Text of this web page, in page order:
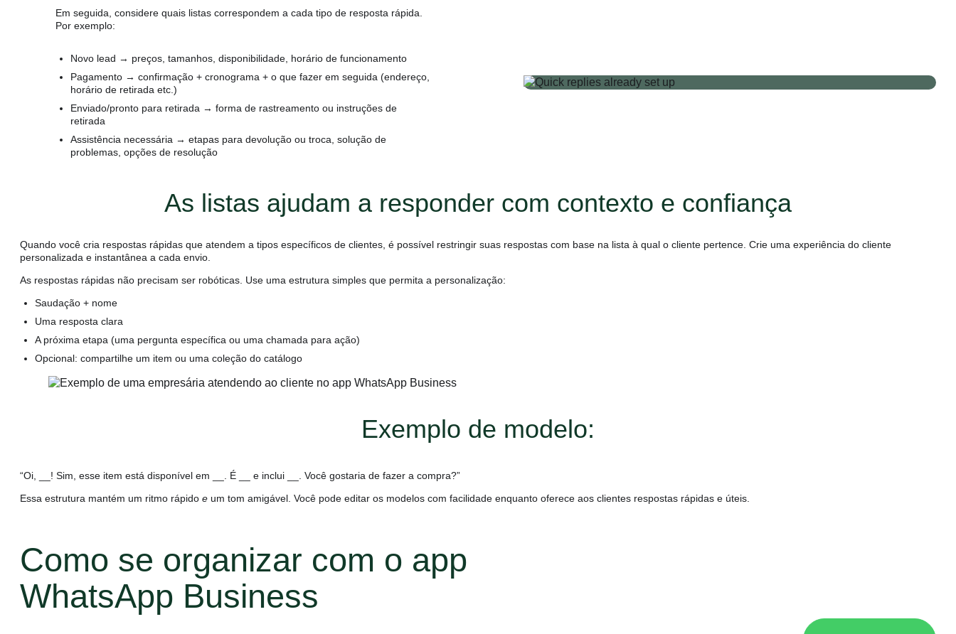
Em seguida, considere quais listas correspondem a cada tipo de resposta rápida.
Por exemplo:
Novo lead → preços, tamanhos, disponibilidade, horário de funcionamento
Pagamento → confirmação + cronograma + o que fazer em seguida (endereço,
horário de retirada etc.)
Enviado/pronto para retirada → forma de rastreamento ou instruções de
retirada
Assistência necessária → etapas para devolução ou troca, solução de
problemas, opções de resolução
As listas ajudam a responder com contexto e confiança
Quando você cria respostas rápidas que atendem a tipos específicos de clientes, é possível restringir suas respostas com base na lista à qual o cliente pertence. Crie uma experiência do cliente
personalizada e instantânea a cada envio.
As respostas rápidas não precisam ser robóticas. Use uma estrutura simples que permita a personalização:
Saudação + nome
Uma resposta clara
A próxima etapa (uma pergunta específica ou uma chamada para ação)
Opcional: compartilhe um item ou uma coleção do catálogo
Exemplo de modelo:
“Oi, __! Sim, esse item está disponível em __. É __ e inclui __. Você gostaria de fazer a compra?”
Essa estrutura mantém um ritmo rápido e um tom amigável. Você pode editar os modelos com facilidade enquanto oferece aos clientes respostas rápidas e úteis.
Como se organizar com o app
WhatsApp Business